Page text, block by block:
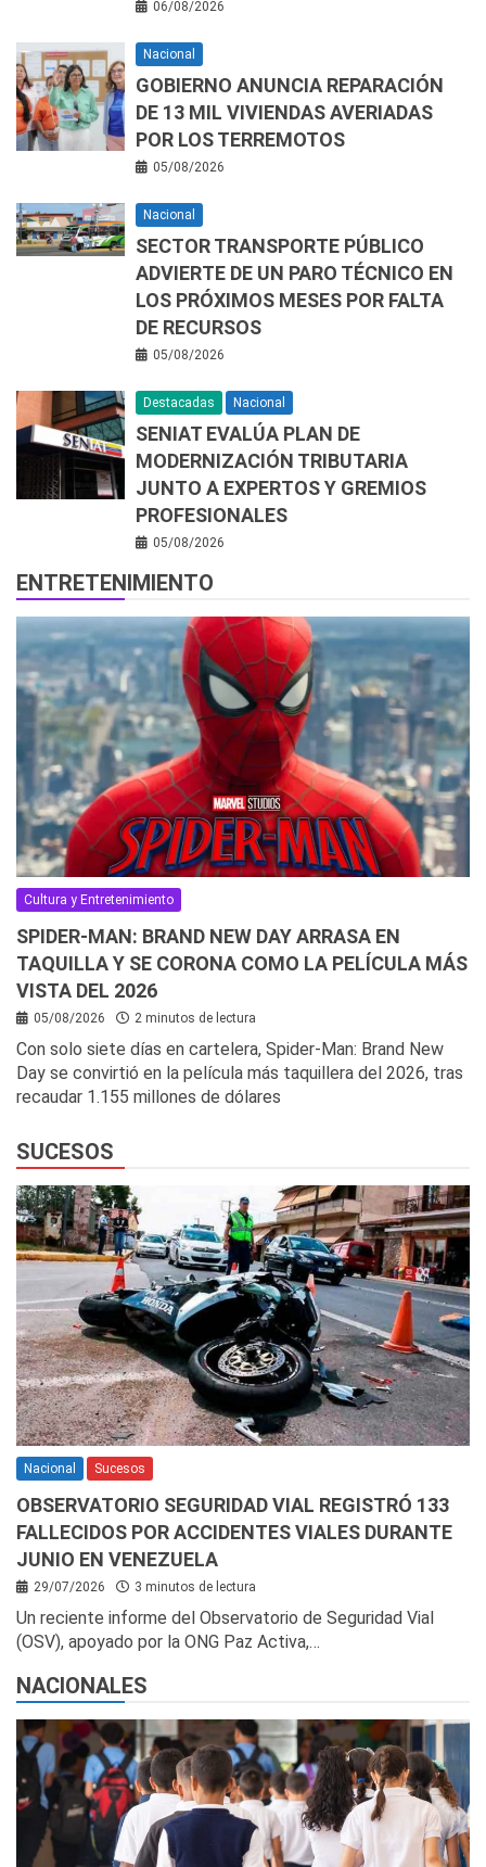
06/08/2026
Nacional
GOBIERNO ANUNCIA REPARACIÓN
DE 13 MIL VIVIENDAS AVERIADAS
POR LOS TERREMOTOS
05/08/2026
Nacional
SECTOR TRANSPORTE PÚBLICO
ADVIERTE DE UN PARO TÉCNICO EN
LOS PRÓXIMOS MESES POR FALTA
DE RECURSOS
05/08/2026
Destacadas Nacional
SENIAT EVALÚA PLAN DE
MODERNIZACIÓN TRIBUTARIA
JUNTO A EXPERTOS Y GREMIOS
PROFESIONALES
05/08/2026
ENTRETENIMIENTO
Cultura y Entretenimiento
SPIDER-MAN: BRAND NEW DAY ARRASA EN
TAQUILLA Y SE CORONA COMO LA PELÍCULA MÁS
VISTA DEL 2026
05/08/2026 2 minutos de lectura
Con solo siete días en cartelera, Spider-Man: Brand New
Day se convirtió en la película más taquillera del 2026, tras
recaudar 1.155 millones de dólares
SUCESOS
Nacional Sucesos
OBSERVATORIO SEGURIDAD VIAL REGISTRÓ 133
FALLECIDOS POR ACCIDENTES VIALES DURANTE
JUNIO EN VENEZUELA
29/07/2026 3 minutos de lectura
Un reciente informe del Observatorio de Seguridad Vial
(OSV), apoyado por la ONG Paz Activa,…
NACIONALES